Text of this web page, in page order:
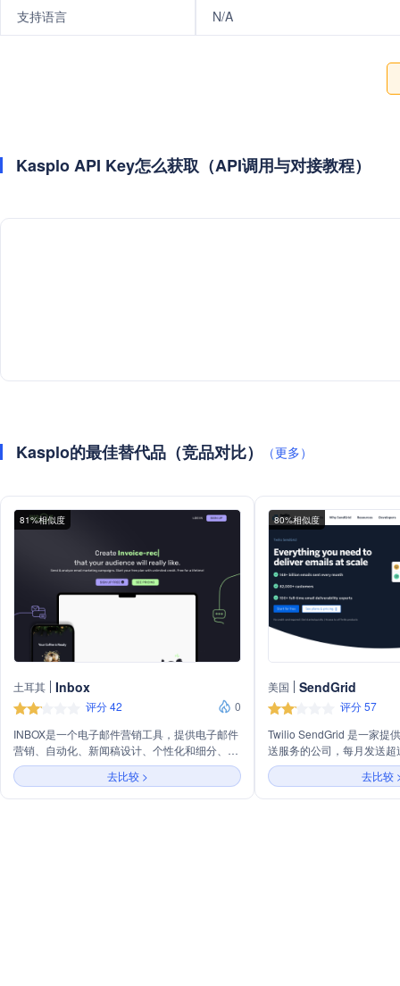
支持语言 N/A
Kasplo API Key怎么获取（API调用与对接教程）
Kasplo的最佳替代品（竞品对比） （更多）
81%相似度
土耳其 Inbox
评分 42
0
INBOX是一个电子邮件营销工具，提供电子邮件
营销、自动化、新闻稿设计、个性化和细分、落
地页、注册表单、A/B测试、自动重发活动、事
务性邮件服务等功能。它支持多品牌管理、符合
多种法规的邮件发送、无限制发送、无额外费
去比较 >
80%相似度
美国 SendGrid
评分 57
Twilio SendGrid 是一家提
送服务的公司，每月发送
拥有82000多个客户。公
具，帮助用户优化邮件送
职邮件递送专家。
去比较